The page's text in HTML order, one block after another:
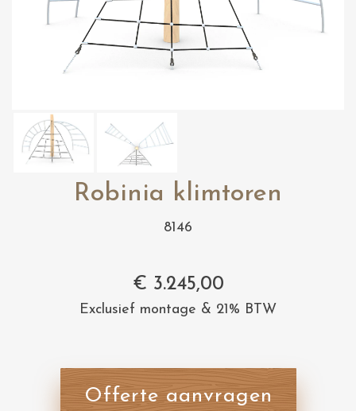
Robinia klimtoren
8146
€ 3.245,00
Exclusief montage & 21% BTW
Offerte aanvragen